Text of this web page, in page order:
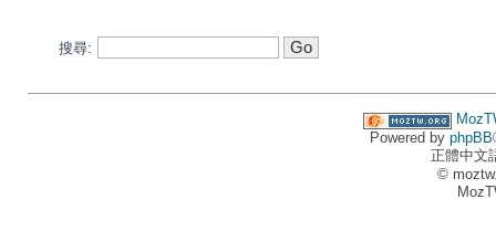
搜尋:
Powered by phpBB
正體中文
©